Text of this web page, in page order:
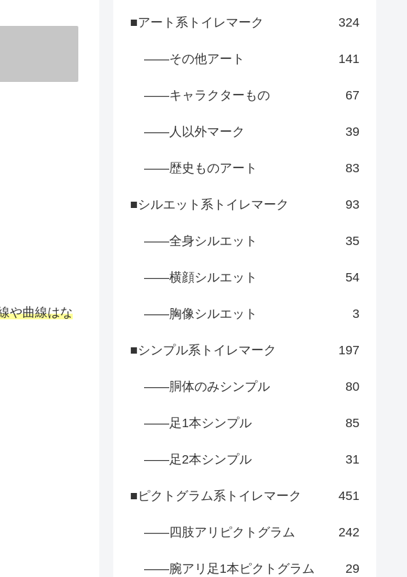
や曲線はな
■アート系トイレマーク 324
――その他アート 141
――キャラクターもの 67
――人以外マーク 39
――歴史ものアート 83
■シルエット系トイレマーク 93
――全身シルエット 35
――横顔シルエット 54
――胸像シルエット 3
■シンプル系トイレマーク 197
――胴体のみシンプル 80
――足1本シンプル 85
――足2本シンプル 31
■ピクトグラム系トイレマーク 451
――四肢アリピクトグラム 242
――腕アリ足1本ピクトグラム 29